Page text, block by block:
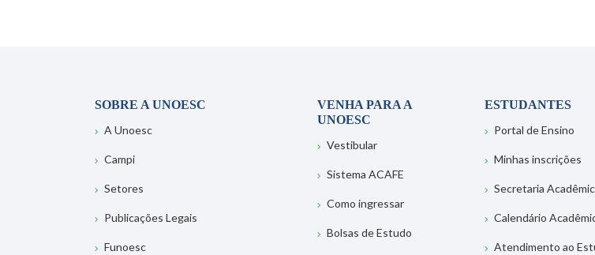
SOBRE A UNOESC
A Unoesc
Campi
Setores
Publicações Legais
Funoesc
VENHA PARA A
UNOESC
Vestibular
Sistema ACAFE
Como ingressar
Bolsas de Estudo
ESTUDANTES
Portal de Ensino
Minhas inscrições
Secretaria
Calendário
Atendimento ao